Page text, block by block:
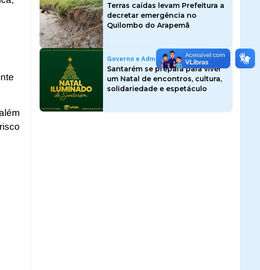
Terras caídas levam Prefeitura a
decretar emergência no
Quilombo do Arapemã
Governo e Administração
Santarém se prepara para viver
um Natal de encontros, cultura,
solidariedade e espetáculo